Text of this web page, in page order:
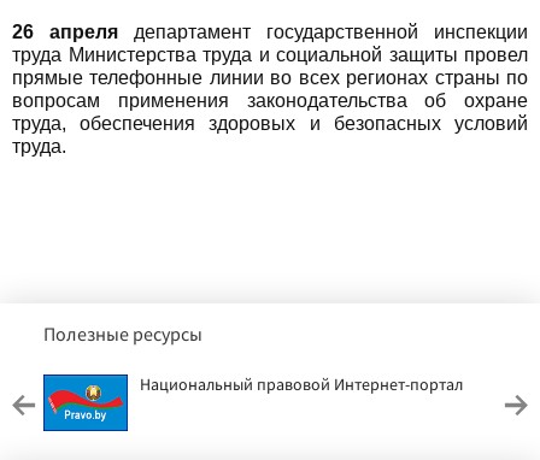
26 апреля департамент государственной инспекции
труда Министерства труда и социальной защиты провел
прямые телефонные линии во всех регионах страны по
вопросам применения законодательства об охране
труда, обеспечения здоровых и безопасных условий
труда.
Полезные ресурсы
Национальный правовой Интернет-портал